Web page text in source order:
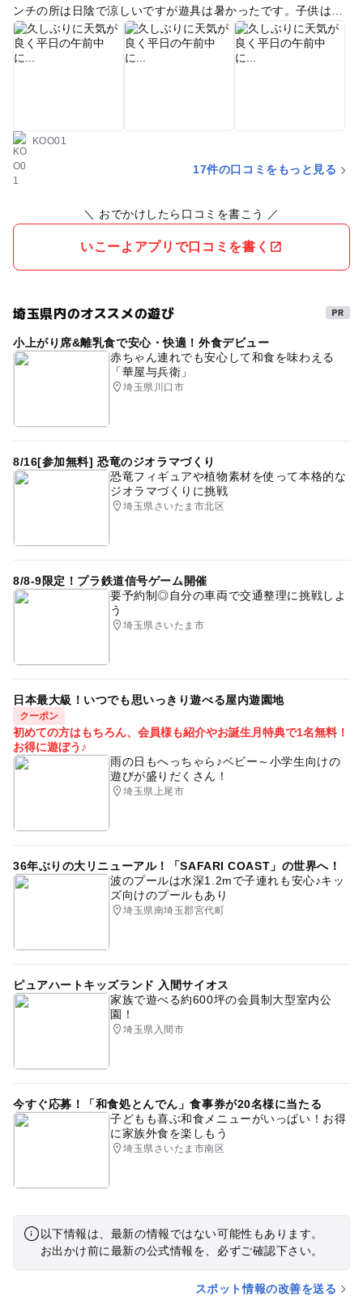
ンチの所は日陰で涼しいですが遊具は暑かったです。子供は走
れて楽しそうにしていました。近くにトイレもあり良かったで
す。BBQは海外の方が多かったです
KOO01
17件の口コミをもっと見る
＼ おでかけしたら口コミを書こう ／
いこーよアプリで口コミを書く
埼玉県内のオススメの遊び
小上がり席&離乳食で安心・快適！外食デビュー
赤ちゃん連れでも安心して和食を味わえる
「華屋与兵衛」
埼玉県川口市
8/16[参加無料] 恐竜のジオラマづくり
恐竜フィギュアや植物素材を使って本格的な
ジオラマづくりに挑戦
埼玉県さいたま市北区
8/8-9限定！プラ鉄道信号ゲーム開催
要予約制◎自分の車両で交通整理に挑戦しよ
う
埼玉県さいたま市
日本最大級！いつでも思いっきり遊べる屋内遊園地
クーポン
初めての方はもちろん、会員様も紹介やお誕生月特典で1名無料！
お得に遊ぼう♪
雨の日もへっちゃら♪ベビー～小学生向けの
遊びが盛りだくさん！
埼玉県上尾市
36年ぶりの大リニューアル！「SAFARI COAST」の世界へ！
波のプールは水深1.2mで子連れも安心♪キッ
ズ向けのプールもあり
埼玉県南埼玉郡宮代町
ピュアハートキッズランド 入間サイオス
家族で遊べる約600坪の会員制大型室内公
園！
埼玉県入間市
今すぐ応募！「和食処とんでん」食事券が20名様に当たる
子どもも喜ぶ和食メニューがいっぱい！お得
に家族外食を楽しもう
埼玉県さいたま市南区
以下情報は、最新の情報ではない可能性もあります。
お出かけ前に最新の公式情報を、必ずご確認下さい。
スポット情報の改善を送る